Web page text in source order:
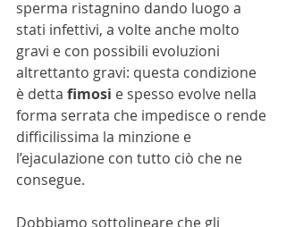
sperma ristagnino dando luogo a
stati infettivi, a volte anche molto
gravi e con possibili evoluzioni
altrettanto gravi: questa condizione
è detta fimosi e spesso evolve nella
forma serrata che impedisce o rende
difficilissima la minzione e
l’ejaculazione con tutto ciò che ne
consegue.
Dobbiamo sottolineare che gli